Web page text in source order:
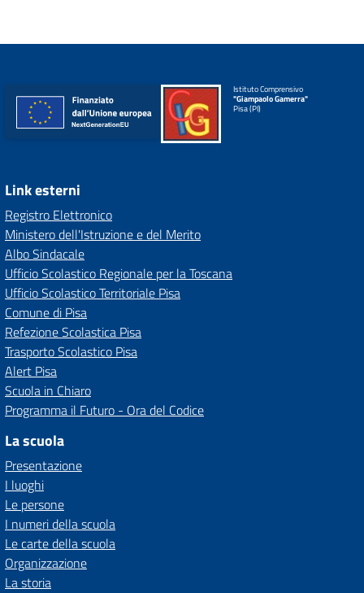
Istituto Comprensivo
"Giampaolo Gamerra"
Pisa (PI)
Link esterni
Registro Elettronico
Ministero dell'Istruzione e del Merito
Albo Sindacale
Ufficio Scolastico Regionale per la Toscana
Ufficio Scolastico Territoriale Pisa
Comune di Pisa
Refezione Scolastica Pisa
Trasporto Scolastico Pisa
Alert Pisa
Scuola in Chiaro
Programma il Futuro - Ora del Codice
La scuola
Presentazione
I luoghi
Le persone
I numeri della scuola
Le carte della scuola
Organizzazione
La storia